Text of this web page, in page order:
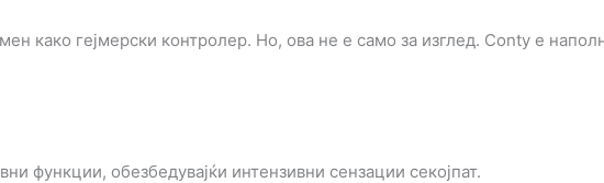
како гејмерски контролер. Но, ова не е само за изглед. Conty е
функции, обезбедувајќи интензивни сензации секојпат.